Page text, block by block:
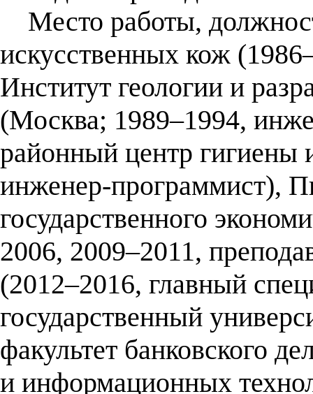
Место работы,
искусственных кож
Институт геологии и
(Москва; 1989–1994,
районный центр гигиены
инженер-программист),
государственного
2006, 2009–2011,
(2012–2016, главный
государственный
факультет банковского
и информационных